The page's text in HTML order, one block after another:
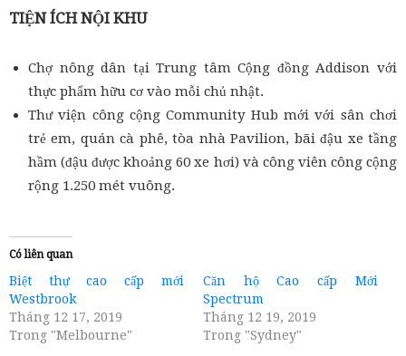
TIỆN ÍCH NỘI KHU
Chợ nông dân tại Trung tâm Cộng đồng Addison với
thực phẩm hữu cơ vào mỗi chủ nhật.
Thư viện công cộng Community Hub mới với sân chơi
trẻ em, quán cà phê, tòa nhà Pavilion, bãi đậu xe tầng
hầm (đậu được khoảng 60 xe hơi) và công viên công cộng
rộng 1.250 mét vuông.
Có liên quan
Biệt thự cao cấp mới
Westbrook
Tháng 12 17, 2019
Trong "Melbourne"
Căn hộ Cao cấp Mới
Spectrum
Tháng 12 19, 2019
Trong "Sydney"